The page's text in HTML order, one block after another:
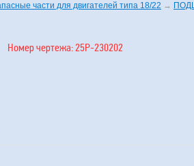
части для двигателей типа 18/22 →
Номер чертежа: 25Р-230202